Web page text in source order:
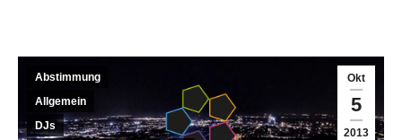
Okt
5
2013
Abstimmung
Allgemein
DJs